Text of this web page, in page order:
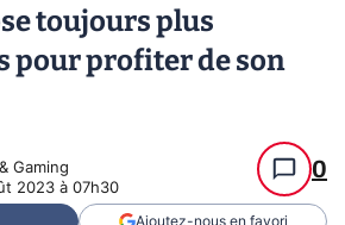
toujours plus
pour profiter de son
Gaming
2023 à 07h30
0
Ajoutez-nous en favori